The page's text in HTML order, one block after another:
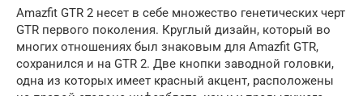
Amazfit GTR 2 несет в себе множество генетических черт
GTR первого поколения. Круглый дизайн, который во
многих отношениях был знаковым для Amazfit GTR,
сохранился и на GTR 2. Две кнопки заводной головки,
одна из которых имеет красный акцент, расположены